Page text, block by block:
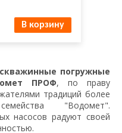
В корзину
скважинные погружные
ПРОФ, по праву
традиций более
"Водомет".
насосов радуют своей